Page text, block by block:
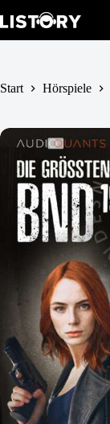
Inhalt 5,99 €
Start Hörspiele